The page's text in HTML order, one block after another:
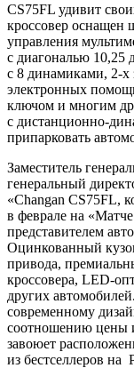
CS75FL удивит
кроссовер
управления
с диагональю 10,25
с 8 динамиками, 2-
электронных
ключом и многим
с дистанционно-
припарковать
Заместитель
генеральный
«Changan CS75FL,
в феврале на
представителем
Оцинкованный
привода,
кроссовера, LED-
других
современному
соотношению цены
завоюет
из бестселлеров на